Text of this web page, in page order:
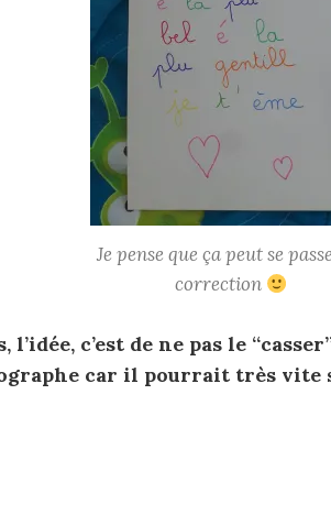
Je pense que ça peut se
correction
l’idée, c’est de ne pas le
car il pourrait très vite